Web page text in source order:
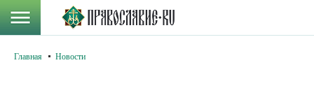
Главная Новости